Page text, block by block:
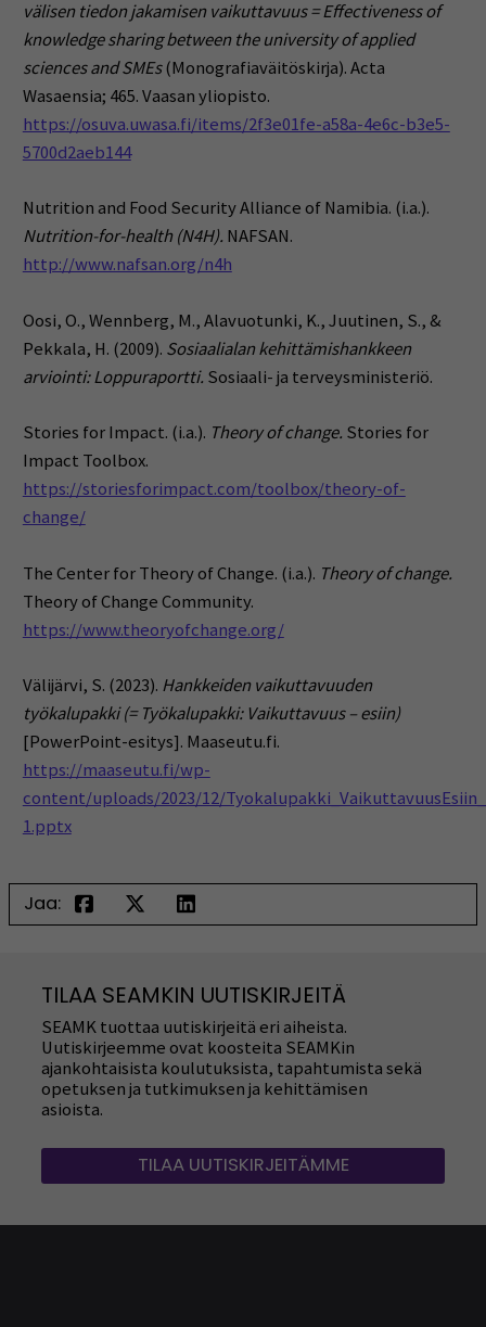
välisen tiedon jakamisen vaikuttavuus = Effectiveness of
knowledge sharing between the university of applied
sciences and SMEs(Monografiaväitöskirja). Acta
Wasaensia; 465. Vaasan yliopisto.
https://osuva.uwasa.fi/items/2f3e01fe-a58a-4e6c-b3e5-
5700d2aeb144
Nutrition and Food Security Alliance of Namibia. (i.a.).
Nutrition-for-health (N4H). NAFSAN.
http://www.nafsan.org/n4h
Oosi, O., Wennberg, M., Alavuotunki, K., Juutinen, S., &
Pekkala, H. (2009). Sosiaalialan kehittämishankkeen
arviointi: Loppuraportti. Sosiaali- ja terveysministeriö.
Stories for Impact. (i.a.). Theory of change. Stories for
Impact Toolbox.
https://storiesforimpact.com/toolbox/theory-of-
change/
The Center for Theory of Change. (i.a.). Theory of change.
Theory of Change Community.
https://www.theoryofchange.org/
Välijärvi, S. (2023). Hankkeiden vaikuttavuuden
työkalupakki (= Työkalupakki: Vaikuttavuus – esiin)
[PowerPoint-esitys]. Maaseutu.fi.
https://maaseutu.fi/wp-
content/uploads/2023/12/
1.pptx
Jaa:
TILAA SEAMKIN UUTISKIRJEITÄ
SEAMK tuottaa uutiskirjeitä eri aiheista.
Uutiskirjeemme ovat koosteita SEAMKin
ajankohtaisista koulutuksista, tapahtumista sekä
opetuksen ja tutkimuksen ja kehittämisen
asioista.
TILAA UUTISKIRJEITÄMME